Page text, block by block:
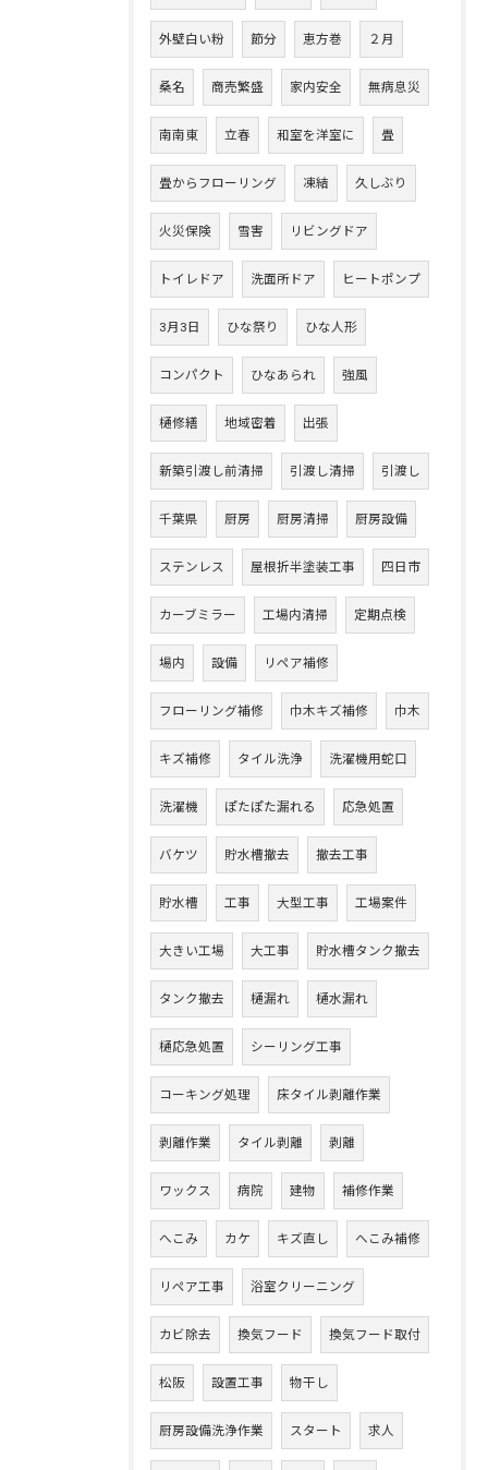
外壁白い粉 節分 恵方巻 ２月
桑名 商売繁盛 家内安全 無病息災
南南東 立春 和室を洋室に 畳
畳からフローリング 凍結 久しぶり
火災保険 雪害 リビングドア
トイレドア 洗面所ドア ヒートポンプ
3月3日 ひな祭り ひな人形
コンパクト ひなあられ 強風
樋修繕 地域密着 出張
新築引渡し前清掃 引渡し清掃 引渡し
千葉県 厨房 厨房清掃 厨房設備
ステンレス 屋根折半塗装工事 四日市
カーブミラー 工場内清掃 定期点検
場内 設備 リペア補修
フローリング補修 巾木キズ補修 巾木
キズ補修 タイル洗浄 洗濯機用蛇口
洗濯機 ぽたぽた漏れる 応急処置
バケツ 貯水槽撤去 撤去工事
貯水槽 工事 大型工事 工場案件
大きい工場 大工事 貯水槽タンク撤去
タンク撤去 樋漏れ 樋水漏れ
樋応急処置 シーリング工事
コーキング処理 床タイル剥離作業
剥離作業 タイル剥離 剥離
ワックス 病院 建物 補修作業
へこみ カケ キズ直し へこみ補修
リペア工事 浴室クリーニング
カビ除去 換気フード 換気フード取付
松阪 設置工事 物干し
厨房設備洗浄作業 スタート 求人